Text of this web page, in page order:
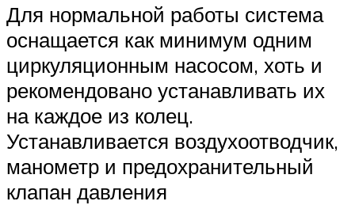
Для нормальной работы система
оснащается как минимум одним
циркуляционным насосом, хоть и
рекомендовано устанавливать их
на каждое из колец.
Устанавливается воздухоотводчик,
манометр и предохранительный
клапан давления